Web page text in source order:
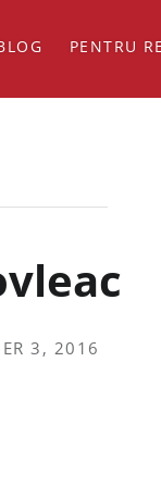
PENTRU
3, 2016